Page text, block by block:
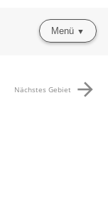
Menü
Nächstes Gebiet arrow_forward